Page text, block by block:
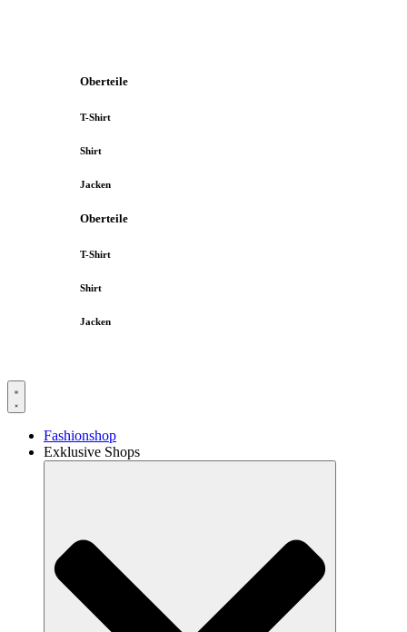
Oberteile
T-Shirt
Shirt
Jacken
Oberteile
T-Shirt
Shirt
Jacken
Fashionshop
Exklusive Shops